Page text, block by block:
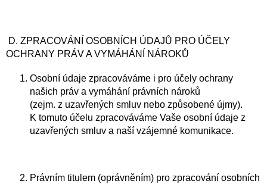
D. ZPRACOVÁNÍ OSOBNÍCH ÚDAJŮ PRO ÚČELY
OCHRANY PRÁV A VYMÁHÁNÍ NÁROKŮ
Osobní údaje zpracováváme i pro účely ochrany
našich práv a vymáhání právních nároků
(zejm. z uzavřených smluv nebo způsobené újmy).
K tomuto účelu zpracováváme Vaše osobní údaje z
uzavřených smluv a naší vzájemné komunikace.
Právním titulem (oprávněním) pro zpracování osobních